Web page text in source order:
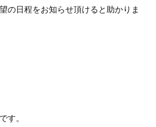
の日程をお知らせ頂けると助かりま
す。